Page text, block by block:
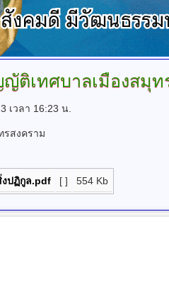
ติเทศบาลเมืองสมุท
เวลา 16:23 น.
รสงคราม
ปฏิกูล.pdf [ ] 554 Kb